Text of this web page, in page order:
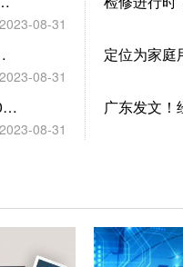
2023-08-31
伊夫利特家族
2023-08-31
2023年武铁暑运刷新记录 发送旅客逾3800万人次，超过2019年同期
2023-08-31